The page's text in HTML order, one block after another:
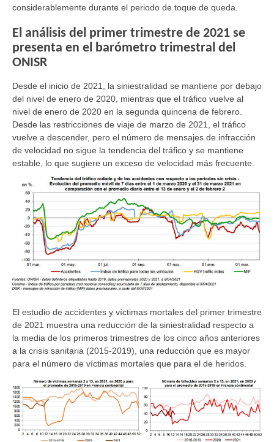
considerablemente durante el periodo de toque de queda.
El análisis del primer trimestre de 2021 se
presenta en el barómetro trimestral del
ONISR
Desde el inicio de 2021, la siniestralidad se mantiene por debajo
del nivel de enero de 2020, mientras que el tráfico vuelve al
nivel de enero de 2020 en la segunda quincena de febrero.
Desde las restricciones de viaje de marzo de 2021, el tráfico
vuelve a descender, pero el número de mensajes de infracción
de velocidad no sigue la tendencia del tráfico y se mantiene
estable, lo que sugiere un exceso de velocidad más frecuente.
El estudio de accidentes y víctimas mortales del primer trimestre
de 2021 muestra una reducción de la siniestralidad respecto a
la media de los primeros trimestres de los cinco años anteriores
a la crisis sanitaria (2015-2019), una reducción que es mayor
para el número de víctimas mortales que para el de heridos.